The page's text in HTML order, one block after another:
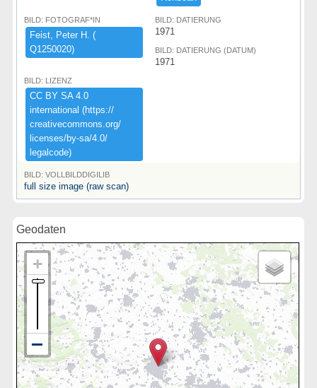
BILD: FOTOGRAF*IN
Feist,​ ​Peter ​H.​ ​(​
Q1250020)​
BILD: DATIERUNG
1971
BILD: DATIERUNG (DATUM)
1971
BILD: LIZENZ
CC ​BY ​SA ​4.​0 ​
international ​(​https:​/​/​
creativecommons.​org/​
licenses/​by-​sa/​4.​0/​
legalcode)​
BILD: VOLLBILDDIGILIB
full size image (raw scan)
Geodaten